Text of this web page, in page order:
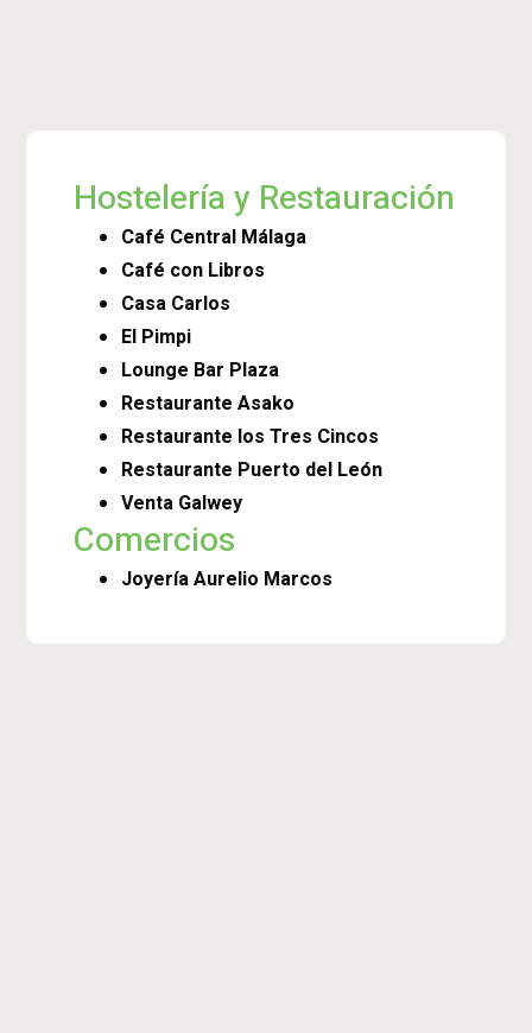
Hostelería y Restauración
Café Central Málaga
Café con Libros
Casa Carlos
El Pimpi
Lounge Bar Plaza
Restaurante Asako
Restaurante los Tres Cincos
Restaurante Puerto del León
Venta Galwey
Comercios
Joyería Aurelio Marcos